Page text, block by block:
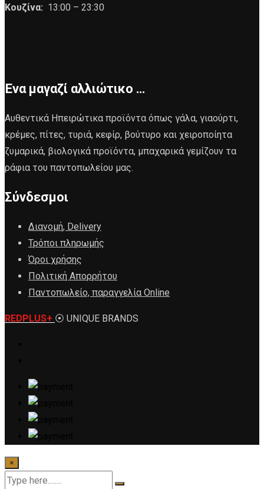
Κουζίνα: 13:00 – 23:30
Ένα μαγαζί αλλιώτικο …
Αυθεντικά Ηπειρώτικα προϊόντα όπως γάλα, γιαούρτι,
κρέμες, πίτες, τυριά, κεφίρ, βούτυρο και χειροποίητα
ζυμαρικά, βιολογικά προϊόντα, μπαχαρικά γεμίζουν τα
ράφια του παντοπωλείου μας.
Σύνδεσμοι
Διανομή, Delivery
Τρόποι πληρωμής
Όροι χρήσης
Πολιτική Απορρήτου
Παντοπωλείο, παραγγελία Online
REDPLUS+ ⦿ UNIQUE BRANDS
×